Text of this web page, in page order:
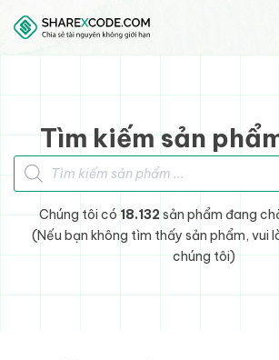
Skip to main content
Skip to footer
Tìm kiếm sản
Tìm kiếm sản phẩm
Chúng tôi có 18.132sản phẩm đang
(Nếu bạn không tìm thấy sản phẩm, vui
chúng tôi)